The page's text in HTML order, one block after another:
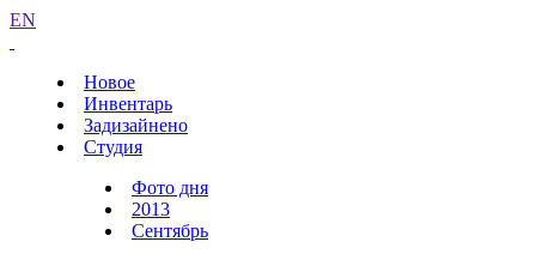
EN
Новое
Инвентарь
Задизайнено
Студия
Фото дня
2013
Сентябрь